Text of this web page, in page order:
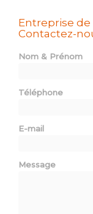
Entreprise
Contactez-
Nom & Prénom
Téléphone
E-mail
Message